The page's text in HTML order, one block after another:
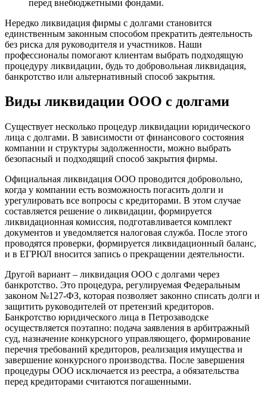
перед внебюджетными фондами.
Нередко ликвидация фирмы с долгами становится
единственным законным способом прекратить деятельность
без риска для руководителя и участников. Наши
профессионалы помогают клиентам выбрать подходящую
процедуру ликвидации, будь то добровольная ликвидация,
банкротство или альтернативный способ закрытия.
Виды ликвидации ООО с долгами
Существует несколько процедур ликвидации юридического
лица с долгами. В зависимости от финансового состояния
компании и структуры задолженности, можно выбрать
безопасный и подходящий способ закрытия фирмы.
Официальная ликвидация ООО проводится добровольно,
когда у компании есть возможность погасить долги и
урегулировать все вопросы с кредиторами. В этом случае
составляется решение о ликвидации, формируется
ликвидационная комиссия, подготавливается комплект
документов и уведомляется налоговая служба. После этого
проводятся проверки, формируется ликвидационный баланс,
и в ЕГРЮЛ вносится запись о прекращении деятельности.
Другой вариант – ликвидация ООО с долгами через
банкротство. Это процедура, регулируемая Федеральным
законом №127-ФЗ, которая позволяет законно списать долги и
защитить руководителей от претензий кредиторов.
Банкротство юридического лица в Петрозаводске
осуществляется поэтапно: подача заявления в арбитражный
суд, назначение конкурсного управляющего, формирование
перечня требований кредиторов, реализация имущества и
завершение конкурсного производства. После завершения
процедуры ООО исключается из реестра, а обязательства
перед кредиторами считаются погашенными.